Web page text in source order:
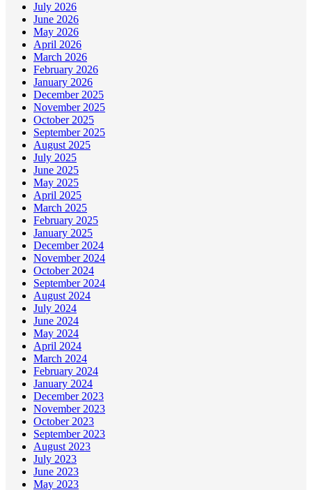
July 2026
June 2026
May 2026
April 2026
March 2026
February 2026
January 2026
December 2025
November 2025
October 2025
September 2025
August 2025
July 2025
June 2025
May 2025
April 2025
March 2025
February 2025
January 2025
December 2024
November 2024
October 2024
September 2024
August 2024
July 2024
June 2024
May 2024
April 2024
March 2024
February 2024
January 2024
December 2023
November 2023
October 2023
September 2023
August 2023
July 2023
June 2023
May 2023